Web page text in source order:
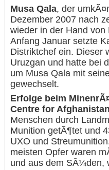
Musa Qala, der
Dezember 2007 nach
wieder in der Hand von
Anfang Januar setzte
Distriktchef ein. Dieser
Uruzgan und hatte bei
um Musa Qala mit
gewechselt.
Erfolge beim
Centre for
Menschen durch
Munition getÃ¶tet und
UXO und
meisten Opfer waren
und aus dem SÃ¼den,